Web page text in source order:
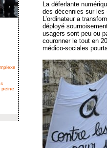
La déferlante
des décennies sur les
L’ordinateur a
déployé
usagers sont peu ou
couronner le tout en
médico-sociales
peine